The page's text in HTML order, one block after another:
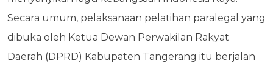
Secara umum, pelaksanaan pelatihan paralegal yang
dibuka oleh Ketua Dewan Perwakilan Rakyat
Daerah (DPRD) Kabupaten Tangerang itu berjalan